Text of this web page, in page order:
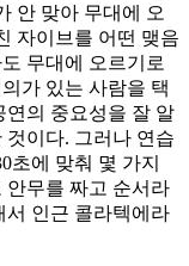
안 맞아 무대에 오
자이브를 어떤 맺음
무대에 오르기로
가 있는 사람을 택
연의 중요성을 잘 알
것이다. 그러나 연습
초에 맞춰 몇 가지
안무를 짜고 순서라
서 인근 콜라텍에라